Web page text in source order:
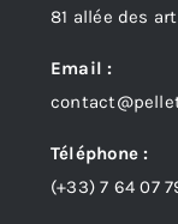
81 allée des
Email :
Téléphone :
(+33)7 64 07